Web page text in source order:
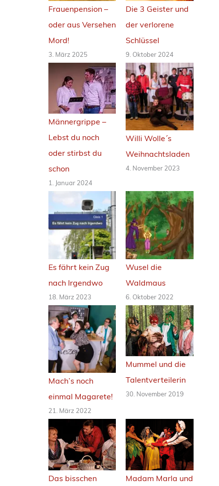
Frauenpension –
oder aus Versehen
Mord!
3. März 2025
Die 3 Geister und
der verlorene
Schlüssel
9. Oktober 2024
Männergrippe –
Lebst du noch
oder stirbst du
schon
1. Januar 2024
Willi Wolle´s
Weihnachtsladen
4. November 2023
Es fährt kein Zug
nach Irgendwo
18. März 2023
Wusel die
Waldmaus
6. Oktober 2022
Mach’s noch
einmal Magarete!
21. März 2022
Mummel und die
Talentverteilerin
30. November 2019
Das bisschen
Madam Marla und